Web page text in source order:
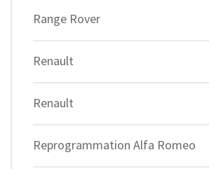
Range Rover
Renault
Renault
Reprogrammation Alfa Romeo